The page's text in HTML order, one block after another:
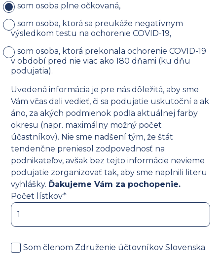
som osoba plne očkovaná,
som osoba, ktorá sa preukáže negatívnym
výsledkom testu na ochorenie COVID-19,
som osoba, ktorá prekonala ochorenie COVID-19
v období pred nie viac ako 180 dňami (ku dňu
podujatia).
Uvedená informácia je pre nás dôležitá, aby sme
Vám včas dali vedieť, či sa podujatie uskutoční a ak
áno, za akých podmienok podľa aktuálnej farby
okresu (napr. maximálny možný počet
účastníkov). Nie sme nadšení tým, že štát
tendenčne preniesol zodpovednosť na
podnikateľov, avšak bez tejto informácie nevieme
podujatie zorganizovať tak, aby sme naplnili literu
vyhlášky. Ďakujeme Vám za pochopenie.
Počet lístkov*
Som členom Združenie účtovníkov Slovenska